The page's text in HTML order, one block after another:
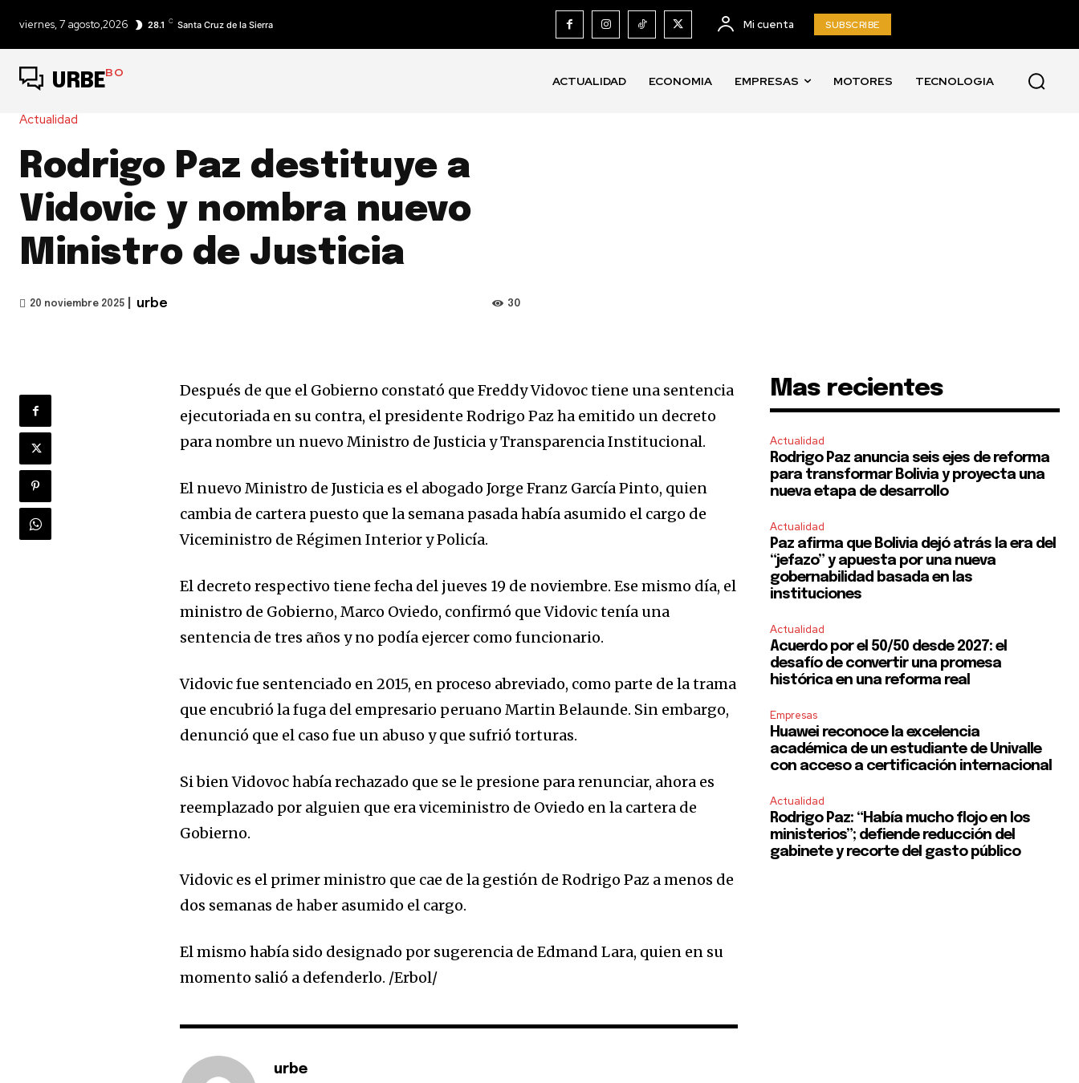
viernes, 7 agosto,2026 28.1 C Santa Cruz de la Sierra Mi cuenta SUBSCRIBE
URBEBO
ACTUALIDAD ECONOMIA EMPRESAS MOTORES TECNOLOGIA
Actualidad
Rodrigo Paz destituye a
Vidovic y nombra nuevo
Ministro de Justicia
20 noviembre 2025 urbe 30
Después de que el Gobierno constató que Freddy Vidovoc tiene una sentencia
ejecutoriada en su contra, el presidente Rodrigo Paz ha emitido un decreto
para nombre un nuevo Ministro de Justicia y Transparencia Institucional.
El nuevo Ministro de Justicia es el abogado Jorge Franz García Pinto, quien
cambia de cartera puesto que la semana pasada había asumido el cargo de
Viceministro de Régimen Interior y Policía.
El decreto respectivo tiene fecha del jueves 19 de noviembre. Ese mismo día, el
ministro de Gobierno, Marco Oviedo, confirmó que Vidovic tenía una
sentencia de tres años y no podía ejercer como funcionario.
Vidovic fue sentenciado en 2015, en proceso abreviado, como parte de la trama
que encubrió la fuga del empresario peruano Martin Belaunde. Sin embargo,
denunció que el caso fue un abuso y que sufrió torturas.
Si bien Vidovoc había rechazado que se le presione para renunciar, ahora es
reemplazado por alguien que era viceministro de Oviedo en la cartera de
Gobierno.
Vidovic es el primer ministro que cae de la gestión de Rodrigo Paz a menos de
dos semanas de haber asumido el cargo.
El mismo había sido designado por sugerencia de Edmand Lara, quien en su
momento salió a defenderlo. /Erbol/
urbe
Mas recientes
Actualidad
Rodrigo Paz anuncia seis ejes de reforma
para transformar Bolivia y proyecta una
nueva etapa de desarrollo
Actualidad
Paz afirma que Bolivia dejó atrás la era del
“jefazo” y apuesta por una nueva
gobernabilidad basada en las
instituciones
Actualidad
Acuerdo por el 50/50 desde 2027: el
desafío de convertir una promesa
histórica en una reforma real
Empresas
Huawei reconoce la excelencia
académica de un estudiante de Univalle
con acceso a certificación internacional
Actualidad
Rodrigo Paz: “Había mucho flojo en los
ministerios”; defiende reducción del
gabinete y recorte del gasto público